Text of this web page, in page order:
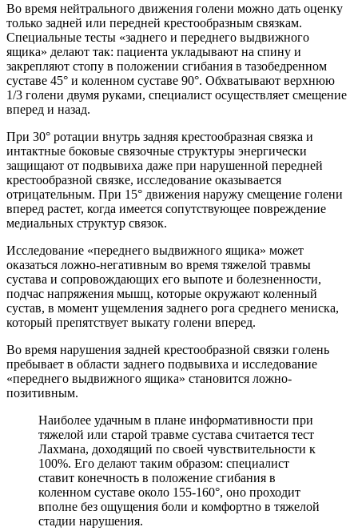
Во время нейтрального движения голени можно дать оценку
только задней или передней крестообразным связкам.
Специальные тесты «заднего и переднего выдвижного
ящика» делают так: пациента укладывают на спину и
закрепляют стопу в положении сгибания в тазобедренном
суставе 45° и коленном суставе 90°. Обхватывают верхнюю
1/3 голени двумя руками, специалист осуществляет смещение
вперед и назад.
При 30° ротации внутрь задняя крестообразная связка и
интактные боковые связочные структуры энергически
защищают от подвывиха даже при нарушенной передней
крестообразной связке, исследование оказывается
отрицательным. При 15° движения наружу смещение голени
вперед растет, когда имеется сопутствующее повреждение
медиальных структур связок.
Исследование «переднего выдвижного ящика» может
оказаться ложно-негативным во время тяжелой травмы
сустава и сопровождающих его выпоте и болезненности,
подчас напряжения мышц, которые окружают коленный
сустав, в момент ущемления заднего рога среднего мениска,
который препятствует выкату голени вперед.
Во время нарушения задней крестообразной связки голень
пребывает в области заднего подвывиха и исследование
«переднего выдвижного ящика» становится ложно-
позитивным.
Наиболее удачным в плане информативности при
тяжелой или старой травме сустава считается тест
Лахмана, доходящий по своей чувствительности к
100%. Его делают таким образом: специалист
ставит конечность в положение сгибания в
коленном суставе около 155-160°, оно проходит
вполне без ощущения боли и комфортно в тяжелой
стадии нарушения.